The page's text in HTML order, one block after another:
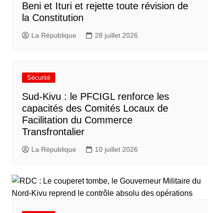
Beni et Ituri et rejette toute révision de
la Constitution
La République 28 juillet 2026
Sécurité
Sud-Kivu : le PFCIGL renforce les
capacités des Comités Locaux de
Facilitation du Commerce
Transfrontalier
La République 10 juillet 2026